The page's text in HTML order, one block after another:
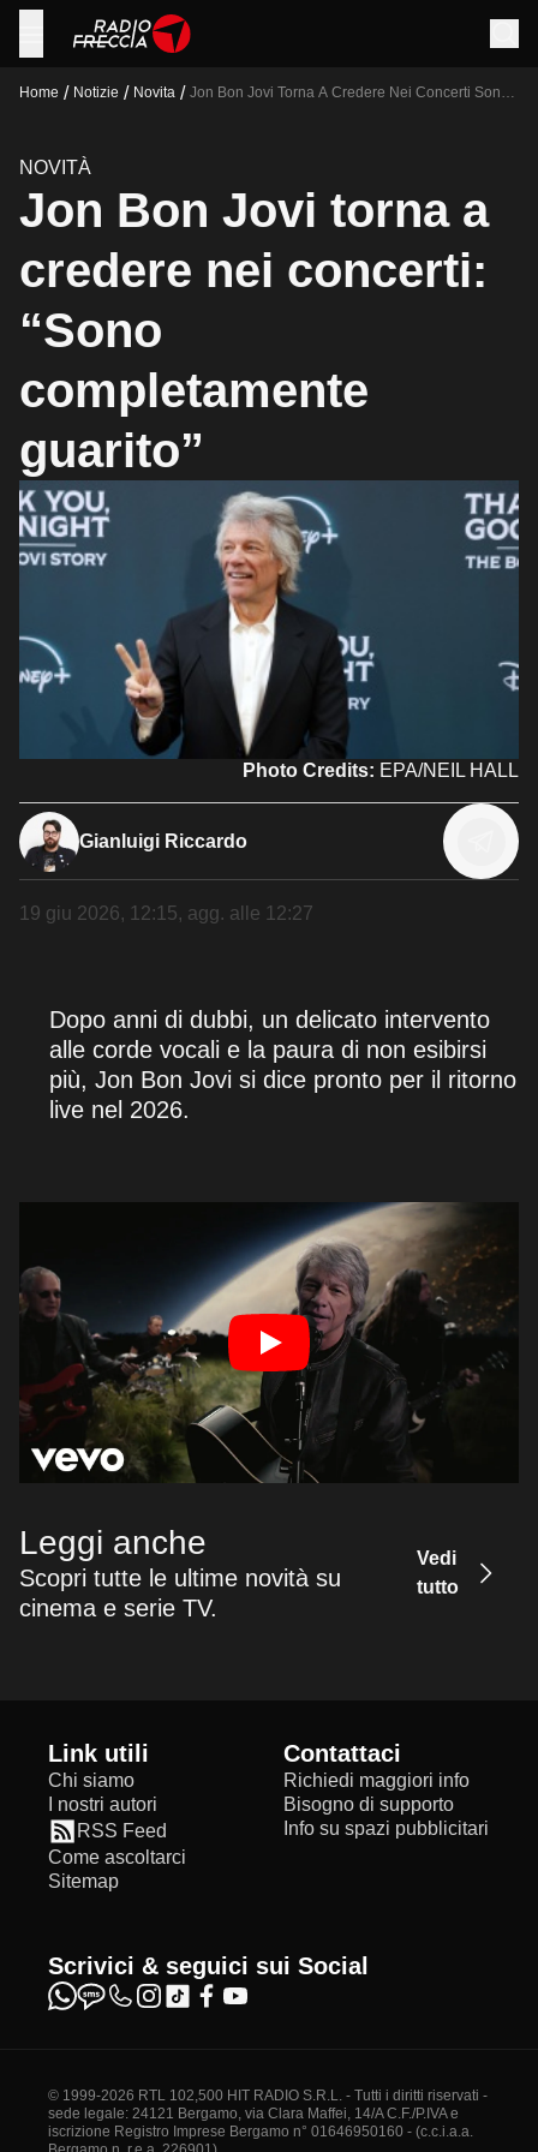
Home / Notizie / Novita / Jon Bon Jovi Torna A Credere Nei Concerti Sono
NOVITÀ
Jon Bon Jovi torna a
credere nei concerti:
“Sono
completamente
guarito”
Photo Credits: EPA/NEIL HALL
Gianluigi Riccardo
19 giu 2026, 12:15, agg. alle 12:27
Dopo anni di dubbi, un delicato intervento
alle corde vocali e la paura di non esibirsi
più, Jon Bon Jovi si dice pronto per il ritorno
live nel 2026.
Leggi anche
Scopri tutte le ultime novità su
cinema e serie TV.
Vedi
tutto
Link utili
Chi siamo
I nostri autori
RSS Feed
Come ascoltarci
Sitemap
Contattaci
Richiedi maggiori info
Bisogno di supporto
Info su spazi pubblicitari
Scrivici & seguici sui Social
© 1999-2026 RTL 102,500 HIT RADIO S.R.L. - Tutti i diritti riservati -
sede legale: 24121 Bergamo, via Clara Maffei, 14/A C.F./P.IVA e
iscrizione Registro Imprese Bergamo n° 01646950160 - (c.c.i.a.a.